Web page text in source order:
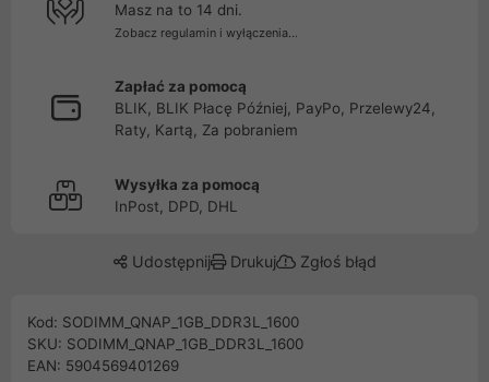
Masz na to 14 dni.
Zobacz regulamin i wyłączenia...
Zapłać za pomocą
BLIK, BLIK Płacę Później, PayPo, Przelewy24,
Raty, Kartą, Za pobraniem
Wysyłka za pomocą
InPost, DPD, DHL
Udostępnij Drukuj Zgłoś błąd
Kod: SODIMM_QNAP_1GB_DDR3L_1600
SKU: SODIMM_QNAP_1GB_DDR3L_1600
EAN: 5904569401269